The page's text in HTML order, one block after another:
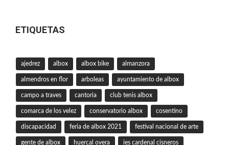
ETIQUETAS
ajedrez albox albox bike almanzora
almendros en flor arboleas ayuntamiento de albox
campo a traves cantoria club tenis albox
comarca de los velez conservatorio albox cosentino
discapacidad feria de albox 2021 festival nacional de arte
gente de albox huercal overa ies cardenal cisneros